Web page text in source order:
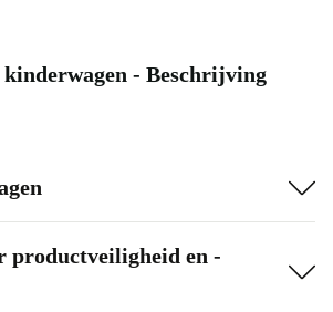
- Beschrijving
productveiligheid en -